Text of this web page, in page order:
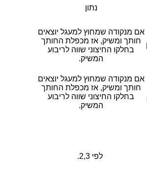
נתון
אם מנקודה שמחוץ למעגל יוצאים
חותך ומשיק, אז מכפלת החותך
בחלקו החיצוני שווה לריבוע
המשיק.
אם מנקודה שמחוץ למעגל יוצאים
חותך ומשיק, אז מכפלת החותך
בחלקו החיצוני שווה לריבוע
המשיק.
לפי 2,3.